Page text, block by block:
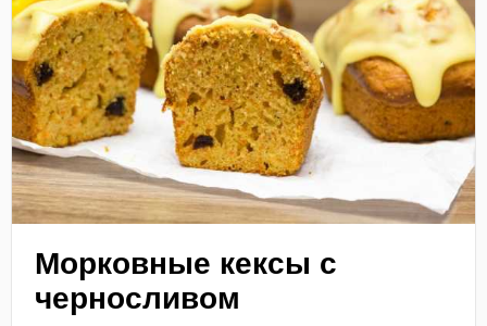
Морковные кексы с
черносливом